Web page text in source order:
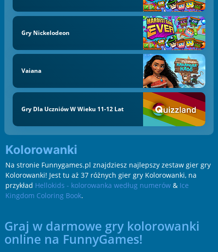
Gry Nickelodeon
Vaiana
Gry Dla Uczniów W Wieku 11-12 Lat
Kolorowanki
Na stronie Funnygames.pl znajdziesz najlepszy zestaw gier gry
Kolorowanki! Jest tu aż 37 różnych gier gry Kolorowanki, na
przykład Hellokids - kolorowanka według numerów& Ice
Kingdom Coloring Book.
Graj w darmowe gry kolorowanki
online na FunnyGames!